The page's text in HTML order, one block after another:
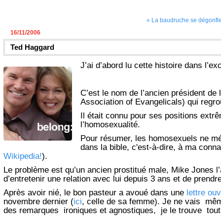
« La baudruche se
16/11/2006
Ted Haggard
J’ai d’abord lu cette histoire dans
C’est le nom de l’ancien président de
Association of Evangelicals) qui
Il était connu pour ses positions
l’homosexualité.
Pour résumer, les homosexuels ne
dans la bible, c'est-à-dire, à ma
Wikipedia!).
Le problème est qu’un ancien prostitué male, Mike Jones
d’entretenir une relation avec lui depuis 3 ans et de
Après avoir nié, le bon pasteur a avoué dans une lettre
novembre dernier (ici, celle de sa femme). Je ne vais
des remarques ironiques et agnostiques, je le trouve